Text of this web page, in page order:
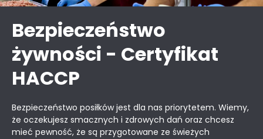
Bezpieczeństwo
żywności - Certyfikat
HACCP
Bezpieczeństwo posiłków jest dla nas priorytetem. Wiemy,
że oczekujesz smacznych i zdrowych dań oraz chcesz
mieć pewność, że są przygotowane ze świeżych